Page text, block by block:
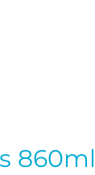
860ml